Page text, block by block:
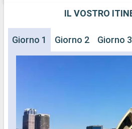
IL VOSTRO
Giorno 1 Giorno 2 Giorno 3